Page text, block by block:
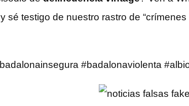
sé testigo de nuestro rastro de
#badalonaviolenta